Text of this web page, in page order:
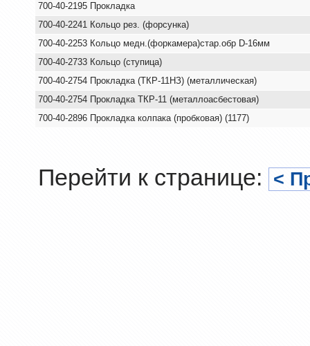
700-40-2195 Прокладка
700-40-2241 Кольцо рез. (форсунка)
700-40-2253 Кольцо медн.(форкамера)стар.обр D-16мм
700-40-2733 Кольцо (ступица)
700-40-2754 Прокладка (ТКР-11НЗ) (металлическая)
700-40-2754 Прокладка ТКР-11 (металлоасбестовая)
700-40-2896 Прокладка колпака (пробковая) (1177)
Перейти к странице: <